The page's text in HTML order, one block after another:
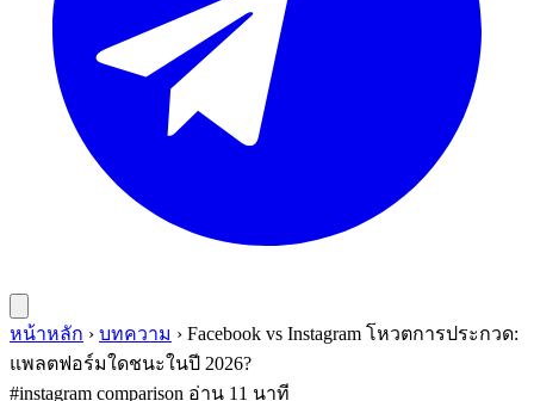
หน้าหลัก › บทความ › Facebook vs Instagram โหวตการประกวด:
แพลตฟอร์มใดชนะในปี 2026?
#instagram comparison อ่าน 11 นาที